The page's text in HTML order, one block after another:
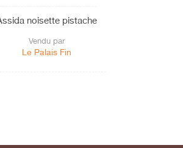
noisette pistache
Vendu par
Le Palais Fin